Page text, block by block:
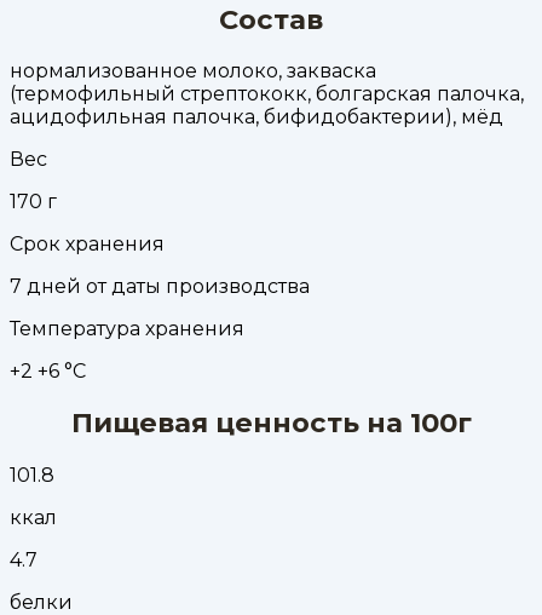
Состав
нормализованное молоко, закваска
(термофильный стрептококк, болгарская палочка,
ацидофильная палочка, бифидобактерии), мёд
Вес
170 г
Срок хранения
7 дней от даты производства
Температура хранения
+2 +6 °С
Пищевая ценность на 100г
101.8
ккал
4.7
белки